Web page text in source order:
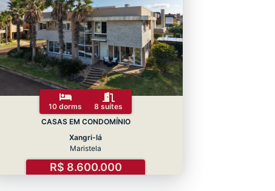
10 dorms
8 suítes
CASAS EM CONDOMÍNIO
Xangri-lá
Maristela
R$ 8.600.000